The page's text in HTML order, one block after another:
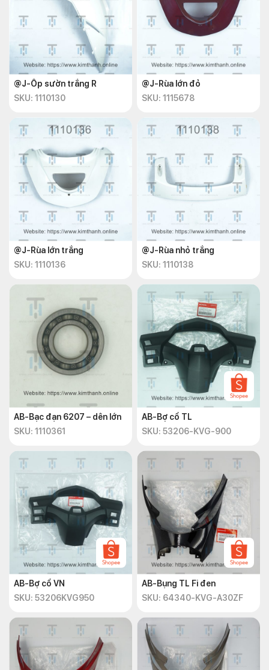
@J-Ốp sườn trắng R
SKU: 1110130
@J-Rùa lớn đỏ
SKU: 1115678
@J-Rùa lớn trắng
SKU: 1110136
@J-Rùa nhỏ trắng
SKU: 1110138
AB-Bạc đạn 6207 – dên lớn
SKU: 1110361
AB-Bợ cổ TL
SKU: 53206-KVG-900
AB-Bợ cổ VN
SKU: 53206KVG950
AB-Bụng TL Fi đen
SKU: 64340-KVG-A30ZF